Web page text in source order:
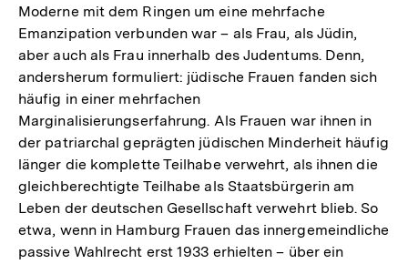
Moderne mit dem Ringen um eine mehrfache
Emanzipation verbunden war – als Frau, als Jüdin,
aber auch als Frau innerhalb des Judentums. Denn,
andersherum formuliert: jüdische Frauen fanden sich
häufig in einer mehrfachen
Marginalisierungserfahrung. Als Frauen war ihnen in
der patriarchal geprägten jüdischen Minderheit häufig
länger die komplette Teilhabe verwehrt, als ihnen die
gleichberechtigte Teilhabe als Staatsbürgerin am
Leben der deutschen Gesellschaft verwehrt blieb. So
etwa, wenn in Hamburg Frauen das innergemeindliche
passive Wahlrecht erst 1933 erhielten – über ein